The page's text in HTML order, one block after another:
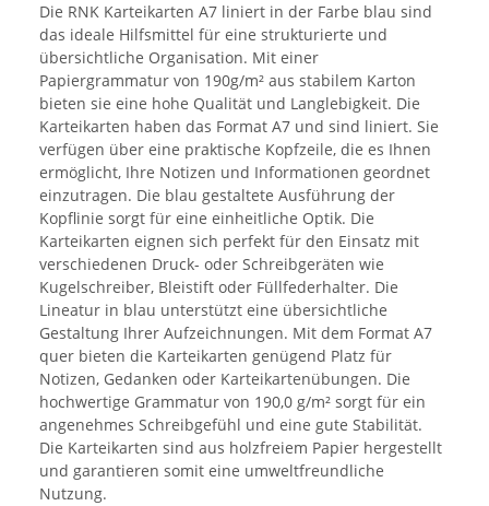
Die RNK Karteikarten A7 liniert in der Farbe blau sind
das ideale Hilfsmittel für eine strukturierte und
übersichtliche Organisation. Mit einer
Papiergrammatur von 190g/m² aus stabilem Karton
bieten sie eine hohe Qualität und Langlebigkeit. Die
Karteikarten haben das Format A7 und sind liniert. Sie
verfügen über eine praktische Kopfzeile, die es Ihnen
ermöglicht, Ihre Notizen und Informationen geordnet
einzutragen. Die blau gestaltete Ausführung der
Kopflinie sorgt für eine einheitliche Optik. Die
Karteikarten eignen sich perfekt für den Einsatz mit
verschiedenen Druck- oder Schreibgeräten wie
Kugelschreiber, Bleistift oder Füllfederhalter. Die
Lineatur in blau unterstützt eine übersichtliche
Gestaltung Ihrer Aufzeichnungen. Mit dem Format A7
quer bieten die Karteikarten genügend Platz für
Notizen, Gedanken oder Karteikartenübungen. Die
hochwertige Grammatur von 190,0 g/m² sorgt für ein
angenehmes Schreibgefühl und eine gute Stabilität.
Die Karteikarten sind aus holzfreiem Papier hergestellt
und garantieren somit eine umweltfreundliche
Nutzung.